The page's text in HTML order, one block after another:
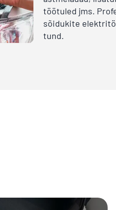
töötuled jms.
sõidukite
tund.